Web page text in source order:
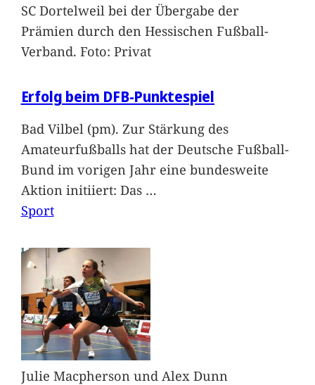
SC Dortelweil bei der Übergabe der
Prämien durch den Hessischen Fußball-
Verband. Foto: Privat
Erfolg beim DFB-Punktespiel
Bad Vilbel (pm). Zur Stärkung des
Amateurfußballs hat der Deutsche Fußball-
Bund im vorigen Jahr eine bundesweite
Aktion initiiert: Das …
Sport
Julie Macpherson und Alex Dunn